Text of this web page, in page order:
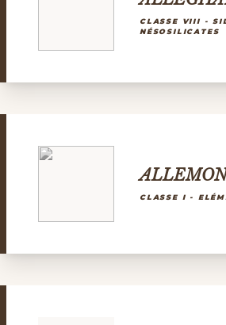
CLASSE VIII -
NÉSOSILICATES
CLASSE I -